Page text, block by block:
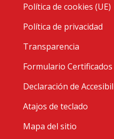
Política de cookies (UE)
Política de privacidad
Transparencia
Formulario Certificados
Declaración de
Atajos de teclado
Mapa del sitio